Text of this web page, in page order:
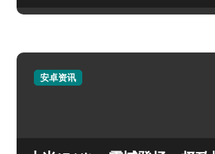
安卓资讯